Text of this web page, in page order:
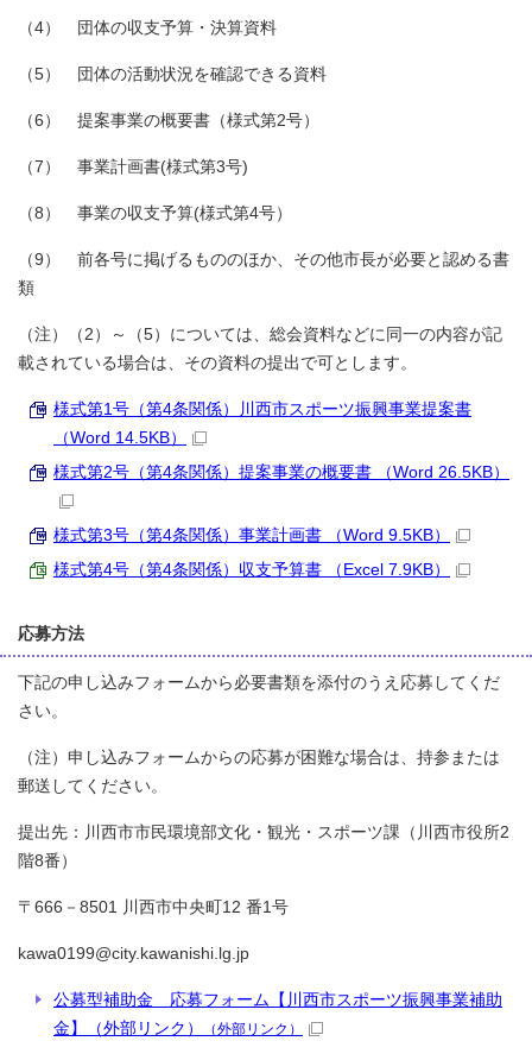
（4） 団体の収支予算・決算資料
（5） 団体の活動状況を確認できる資料
（6） 提案事業の概要書（様式第2号）
（7） 事業計画書(様式第3号)
（8） 事業の収支予算(様式第4号）
（9） 前各号に掲げるもののほか、その他市長が必要と認める書
類
（注）（2）～（5）については、総会資料などに同一の内容が記
載されている場合は、その資料の提出で可とします。
様式第1号（第4条関係）川西市スポーツ振興事業提案書
（Word 14.5KB）
様式第2号（第4条関係）提案事業の概要書 （Word 26.5KB）
様式第3号（第4条関係）事業計画書 （Word 9.5KB）
様式第4号（第4条関係）収支予算書 （Excel 7.9KB）
応募方法
下記の申し込みフォームから必要書類を添付のうえ応募してくだ
さい。
（注）申し込みフォームからの応募が困難な場合は、持参または
郵送してください。
提出先：川西市市民環境部文化・観光・スポーツ課（川西市役所2
階8番）
〒666－8501 川西市中央町12 番1号
kawa0199@city.kawanishi.lg.jp
公募型補助金 応募フォーム【川西市スポーツ振興事業補助
金】（外部リンク）
（外部リンク）